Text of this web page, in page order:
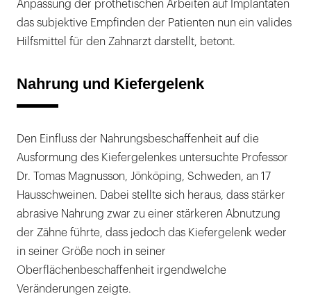
Anpassung der prothetischen Arbeiten auf Implantaten
das subjektive Empfinden der Patienten nun ein valides
Hilfsmittel für den Zahnarzt darstellt, betont.
Nahrung und Kiefergelenk
Den Einfluss der Nahrungsbeschaffenheit auf die
Ausformung des Kiefergelenkes untersuchte Professor
Dr. Tomas Magnusson, Jönköping, Schweden, an 17
Hausschweinen. Dabei stellte sich heraus, dass stärker
abrasive Nahrung zwar zu einer stärkeren Abnutzung
der Zähne führte, dass jedoch das Kiefergelenk weder
in seiner Größe noch in seiner
Oberflächenbeschaffenheit irgendwelche
Veränderungen zeigte.